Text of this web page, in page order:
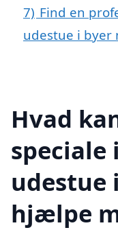
7) Find en
udestue i
Hvad
udestue
hjælpe